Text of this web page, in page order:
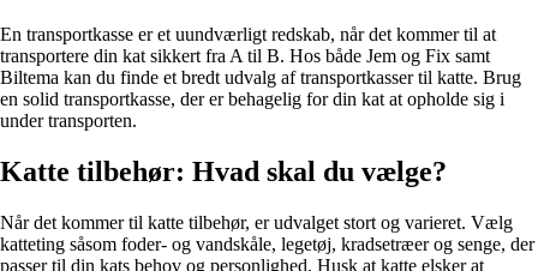
En transportkasse er et uundværligt redskab, når det kommer til at
transportere din kat sikkert fra A til B. Hos både Jem og Fix samt
Biltema kan du finde et bredt udvalg af transportkasser til katte. Brug
en solid transportkasse, der er behagelig for din kat at opholde sig i
under transporten.
Katte tilbehør: Hvad skal du vælge?
Når det kommer til katte tilbehør, er udvalget stort og varieret. Vælg
katteting såsom foder- og vandskåle, legetøj, kradsetræer og senge, der
passer til din kats behov og personlighed. Husk at katte elsker at